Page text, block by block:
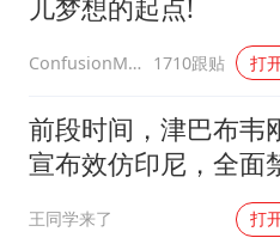
暴雨
儿梦想的起点!
ConfusionMax 1710跟贴 打
前段时间，津巴布韦
宣布效仿印尼，全面
王同学来了 打